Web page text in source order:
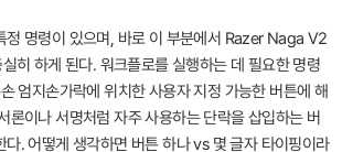
정 명령이 있으며, 바로 이 부분에서 Razer Naga V2
히 하게 된다. 워크플로를 실행하는 데 필요한 명령
엄지손가락에 위치한 사용자 지정 가능한 버튼에 해
론이나 서명처럼 자주 사용하는 단락을 삽입하는 버
다. 어떻게 생각하면 버튼 하나 vs 몇 글자 타이핑이라